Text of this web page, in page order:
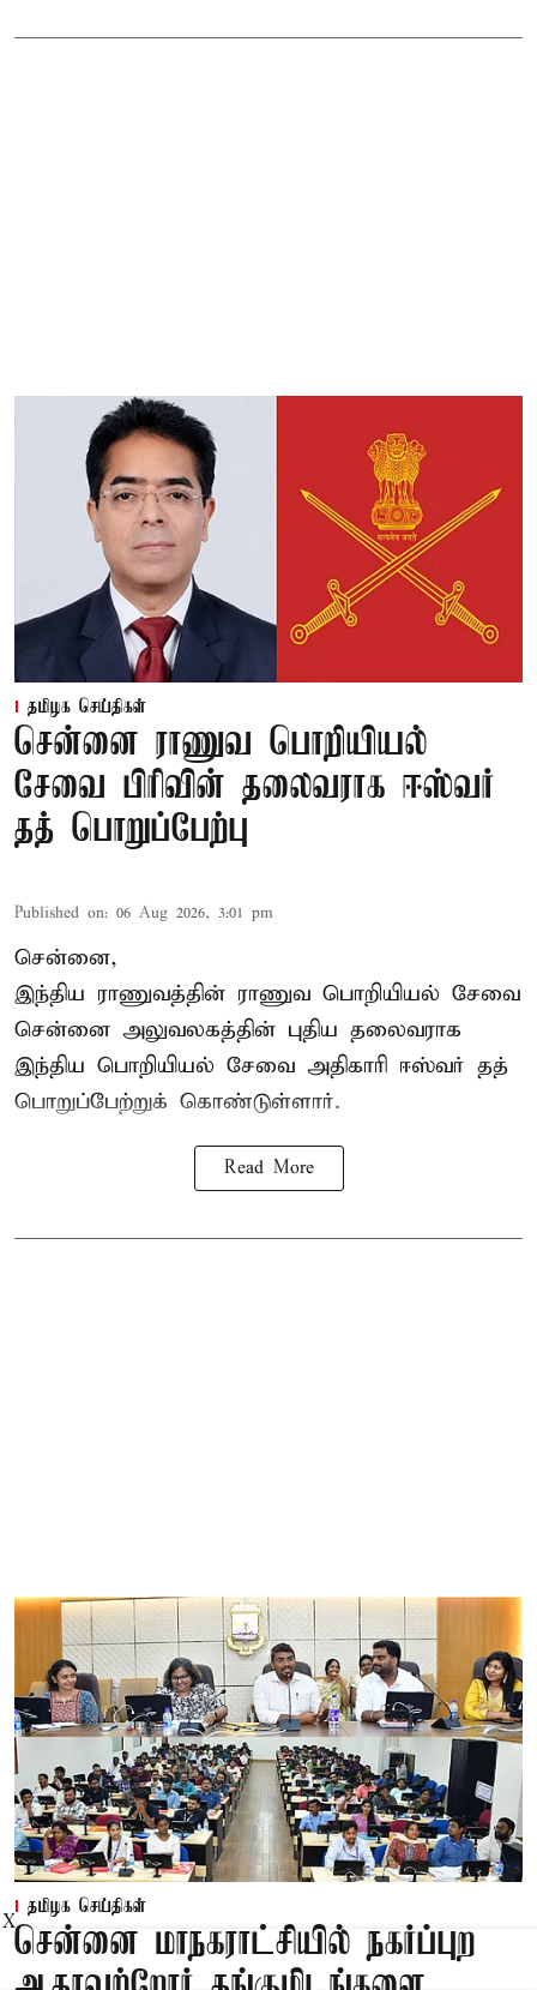
தமிழக செய்திகள்
சென்னை ராணுவ பொறியியல்
சேவை பிரிவின் தலைவராக ஈஸ்வர்
தத் பொறுப்பேற்பு
Published on: 06 Aug 2026, 3:01 pm
சென்னை,
இந்திய ராணுவத்தின் ராணுவ பொறியியல் சேவை
சென்னை அலுவலகத்தின் புதிய தலைவராக
இந்திய பொறியியல் சேவை அதிகாரி ஈஸ்வர் தத்
பொறுப்பேற்றுக் கொண்டுள்ளார்.
Read More
தமிழக செய்திகள்
சென்னை மாநகராட்சியில் நகர்ப்புற
X